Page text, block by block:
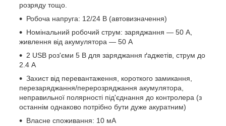
розряду тощо.
Робоча напруга: 12/24 В (автовизначення)
Номінальний робочий струм: заряджання — 50 A,
живлення від акумулятора — 50 А
2 USB роз'єми 5 В для заряджання ґаджетів, струм до
2.4 А
Захист від перевантаження, короткого замикання,
перезаряджання/перерозряджання акумулятора,
неправильної полярності під'єднання до контролера (з
останнім однаково потрібно бути дуже акуратним)
Власне споживання: 10 мА